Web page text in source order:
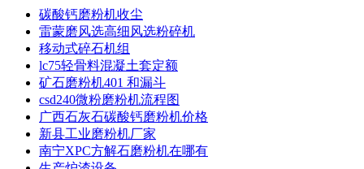
碳酸钙磨粉机收尘
雷蒙磨风选高细风选粉碎机
移动式碎石机组
lc75轻骨料混凝土套定额
矿石磨粉机401 和漏斗
csd240微粉磨粉机流程图
广西石灰石碳酸钙磨粉机价格
新县工业磨粉机厂家
南宁XPC方解石磨粉机在哪有